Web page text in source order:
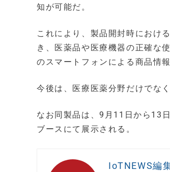
知が可能だ。
これにより、製品開封時におけ
き、医薬品や医療機器の正確な
のスマートフォンによる商品情
今後は、医療医薬分野だけでな
なお同製品は、9月11日から13
ブースにて展示される。
IoTNEWS編